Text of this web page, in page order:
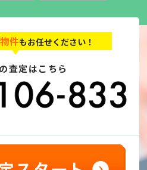
件もお任せください！
査定はこちら